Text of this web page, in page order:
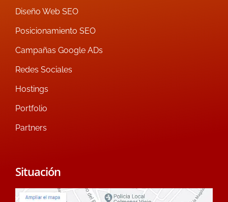
Diseño Web SEO
Posicionamiento SEO
Campañas Google ADs
Redes Sociales
Hostings
Portfolio
Partners
Situación